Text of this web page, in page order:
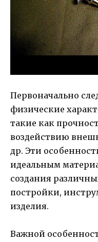
Первоначально
физические
такие как
воздействию
др. Эти
идеальным
создания
постройки,
изделия.
Важной